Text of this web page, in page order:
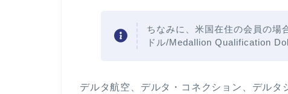
ちなみに、米国在住の会員の場
ドル/Medallion Qualification
デルタ航空、デルタ・コネクション、デル